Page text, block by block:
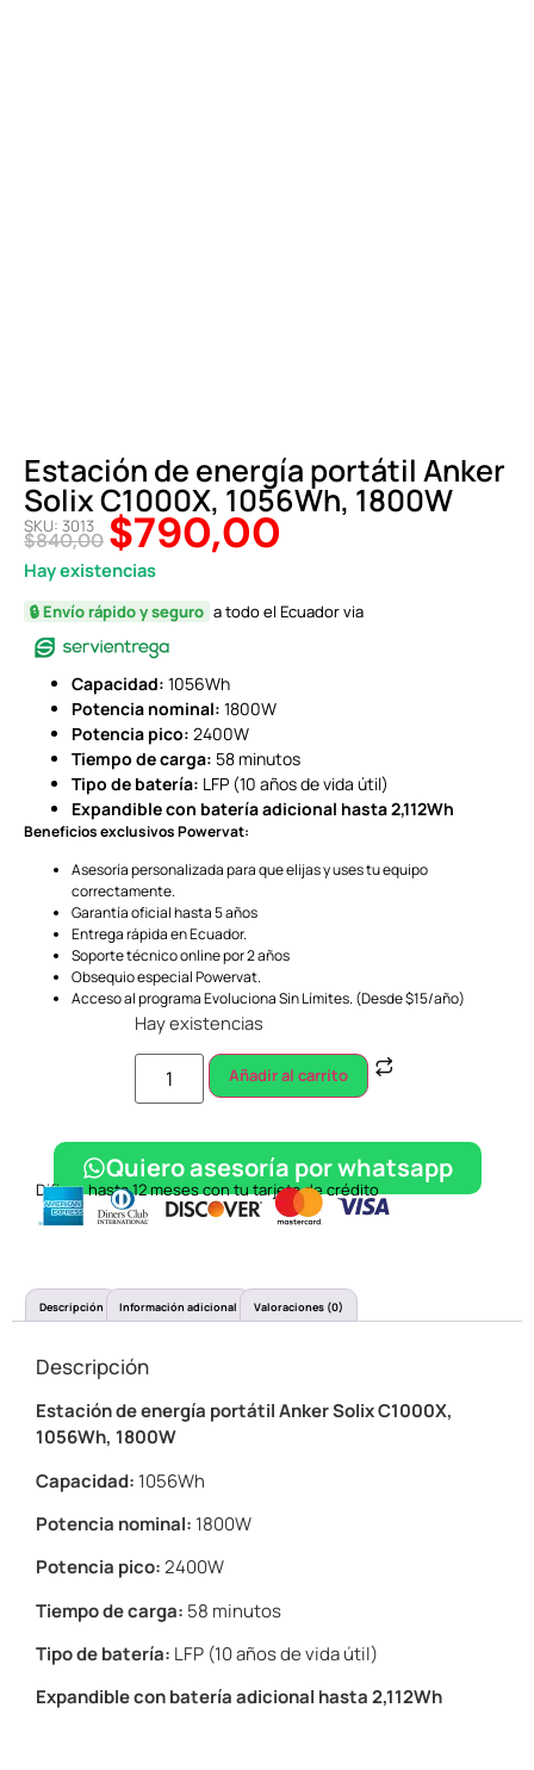
Estación de energía portátil Anker
Solix C1000X, 1056Wh, 1800W
SKU: 3013
$840,00 $790,00
Hay existencias
🔒 Envío rápido y seguro a todo el Ecuador via
Capacidad: 1056Wh
Potencia nominal: 1800W
Potencia pico: 2400W
Tiempo de carga: 58 minutos
Tipo de batería: LFP (10 años de vida útil)
Expandible con batería adicional hasta 2,112Wh
Beneficios exclusivos Powervat:
Asesoría personalizada para que elijas y uses tu equipo
correctamente.
Garantía oficial hasta 5 años
Entrega rápida en Ecuador.
Soporte técnico online por 2 años
Obsequio especial Powervat.
Acceso al programa Evoluciona Sin Límites. (Desde $15/año)
Hay existencias
Añadir al carrito
Quiero asesoría por whatsapp
Difiere hasta 12 meses con tu tarjeta de crédito
Descripción Información adicional Valoraciones (0)
Descripción
Estación de energía portátil Anker Solix C1000X,
1056Wh, 1800W
Capacidad: 1056Wh
Potencia nominal: 1800W
Potencia pico:2400W
Tiempo de carga: 58 minutos
Tipo de batería: LFP (10 años de vida útil)
Expandible con batería adicional hasta 2,112Wh